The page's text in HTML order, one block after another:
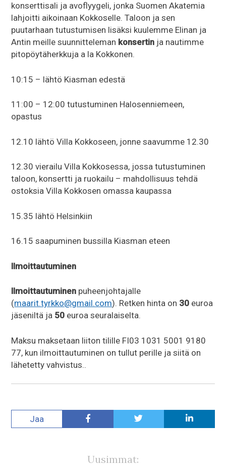
konserttisali ja avoflyygeli, jonka Suomen Akatemia
lahjoitti aikoinaan Kokkoselle. Taloon ja sen
puutarhaan tutustumisen lisäksi kuulemme Elinan ja
Antin meille suunnitteleman konsertin ja nautimme
pitopöytäherkkuja a la Kokkonen.
10:15 – lähtö Kiasman edestä
11:00 – 12:00 tutustuminen Halosenniemeen,
opastus
12.10 lähtö Villa Kokkoseen, jonne saavumme 12.30
12.30 vierailu Villa Kokkosessa, jossa tutustuminen
taloon, konsertti ja ruokailu – mahdollisuus tehdä
ostoksia Villa Kokkosen omassa kaupassa
15.35 lähtö Helsinkiin
16.15 saapuminen bussilla Kiasman eteen
Ilmoittautuminen
Ilmoittautuminen puheenjohtajalle
(maarit.tyrkko@gmail.com). Retken hinta on 30 euroa
jäseniltä ja 50 euroa seuralaiselta.
Maksu maksetaan liiton tilille FI03 1031 5001 9180
77, kun ilmoittautuminen on tullut perille ja siitä on
lähetetty vahvistus..
Jaa
Uusimmat: